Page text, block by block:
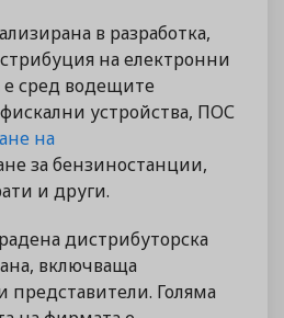
в разработка,
на електронни
сред водещите
устройства, ПОС
на
за бензиностанции,
и други.
дистрибуторска
включваща
представители. Голяма